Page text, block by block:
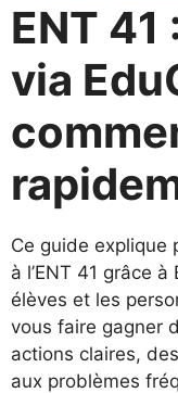
ENT
via
Ce guide explique
à l’ENT 41 grâce
élèves et les
vous faire gagner
actions claires,
aux problèmes